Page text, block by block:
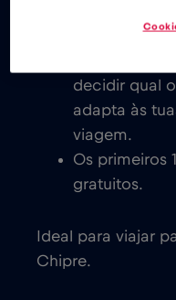
com
decidir qual
adapta às
viagem.
Os primeiros
gratuitos.
Ideal para viajar
Chipre.